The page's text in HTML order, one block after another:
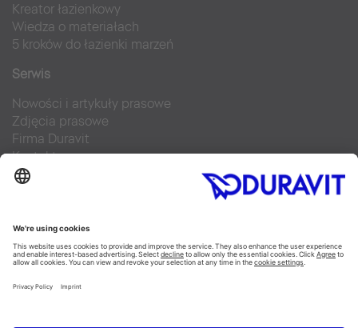
Kreator łazienkowy
Wiedza o materiałach
5 kroków do łazienki marzeń
Serwis
Nowości i artykuły prasowe
Zdjęcia prasowe
Firma Duravit
Kontakt
Najczęściej zadawane pytania
Facebook
Instagram
Pinterest
Blog
Flickr